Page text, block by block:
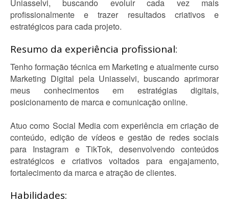
Uniasselvi, buscando evoluir cada vez mais
profissionalmente e trazer resultados criativos e
estratégicos para cada projeto.
Resumo da experiência profissional:
Tenho formação técnica em Marketing e atualmente curso
Marketing Digital pela Uniasselvi, buscando aprimorar
meus conhecimentos em estratégias digitais,
posicionamento de marca e comunicação online.
Atuo como Social Media com experiência em criação de
conteúdo, edição de vídeos e gestão de redes sociais
para Instagram e TikTok, desenvolvendo conteúdos
estratégicos e criativos voltados para engajamento,
fortalecimento da marca e atração de clientes.
Habilidades: